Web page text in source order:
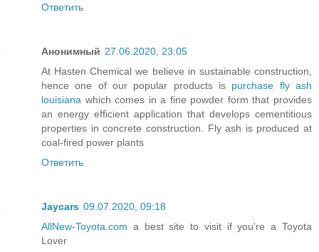
Ответить
Анонимный 27.06.2020, 23:05
At Hasten Chemical we believe in sustainable construction,
hence one of our popular products is purchase fly ash
louisiana which comes in a fine powder form that provides
an energy efficient application that develops cementitious
properties in concrete construction. Fly ash is produced at
coal-fired power plants
Ответить
Jaycars 09.07.2020, 09:18
AllNew-Toyota.com a best site to visit if you're a Toyota
Lover